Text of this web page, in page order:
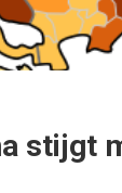
stijgt